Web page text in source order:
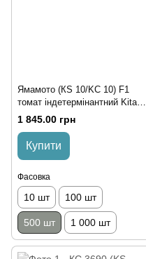
Ямамото (КS 10/KС 10) F1
томат індетермінантний Kitano
Seeds 500 насінин
1 845.00 грн
Купити
Фасовка
10 шт 100 шт
500 шт 1 000 шт